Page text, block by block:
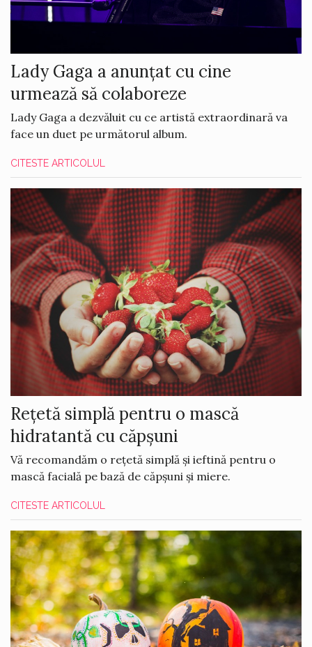
Lady Gaga a anunțat cu cine
urmează să colaboreze
Lady Gaga a dezvăluit cu ce artistă extraordinară va
face un duet pe următorul album.
CITESTE ARTICOLUL
Rețetă simplă pentru o mască
hidratantă cu căpșuni
Vă recomandăm o rețetă simplă și ieftină pentru o
mască facială pe bază de căpșuni și miere.
CITESTE ARTICOLUL